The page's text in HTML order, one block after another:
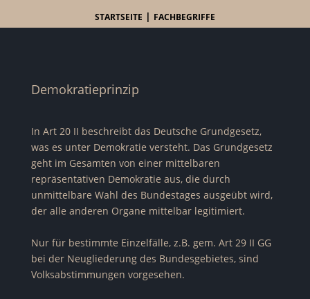
STARTSEITE | FACHBEGRIFFE
Demokratieprinzip
In Art 20 II beschreibt das Deutsche Grundgesetz,
was es unter Demokratie versteht. Das Grundgesetz
geht im Gesamten von einer mittelbaren
repräsentativen Demokratie aus, die durch
unmittelbare Wahl des Bundestages ausgeübt wird,
der alle anderen Organe mittelbar legitimiert.
Nur für bestimmte Einzelfälle, z.B. gem. Art 29 II GG
bei der Neugliederung des Bundesgebietes, sind
Volksabstimmungen vorgesehen.